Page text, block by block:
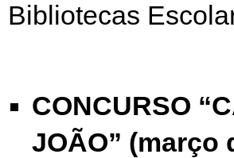
Bibliotecas
CONCURSO
JOÃO” (março